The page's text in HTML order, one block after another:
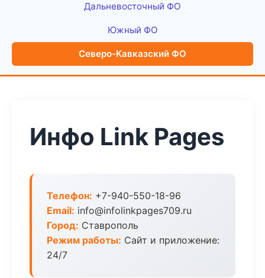
Дальневосточный ФО
Южный ФО
Северо-Кавказский ФО
Инфо Link Pages
Телефон: +7-940-550-18-96
Email: info@infolinkpages709.ru
Город: Ставрополь
Режим работы: Сайт и приложение:
24/7